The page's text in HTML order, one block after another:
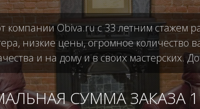
компании Obiva.ru с 33 летним стажем
низкие цены, огромное количество
и на дому и в своих мастерских.
СУММА ЗАКАЗА